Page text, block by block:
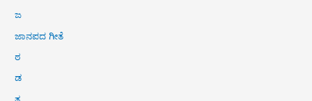
ಜ
ಜಾನಪದ ಗೀತೆ
ಠ
ಡ
ತ